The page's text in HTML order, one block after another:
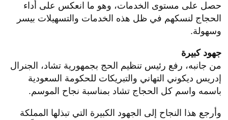
حصل على مستوى الخدمات، وهو ما انعكس على أداء
الحجاج لنسكهم في ظل هذه الخدمات والتسهيلات بيسر
وسهولة.
جهود كبيرة
من جانبه، رفع رئيس تنظيم الحج بجمهورية تشاد، الجنرال
إدريس ديكوني التهاني والتبريكات للحكومة السعودية
باسمه واسم كل الحجاج تشاد بمناسبة نجاح الموسم.
وأرجع هذا النجاح إلى الجهود الكبيرة التي تبذلها المملكة